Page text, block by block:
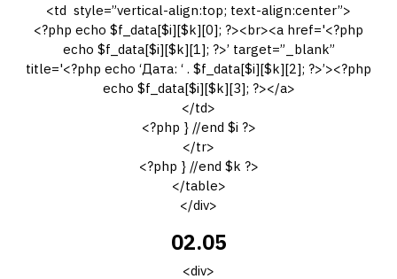
<td style=”vertical-align:top; text-align:center”>
<?php echo $f_data[$i][$k][0]; ?><br><a href='<?php
echo $f_data[$i][$k][1]; ?>’ target=”_blank”
title='<?php echo ‘Дата: ‘ . $f_data[$i][$k][2]; ?>’><?php
echo $f_data[$i][$k][3]; ?></a>
</td>
<?php } //end $i ?>
</tr>
<?php } //end $k ?>
</table>
</div>
02.05
<div>